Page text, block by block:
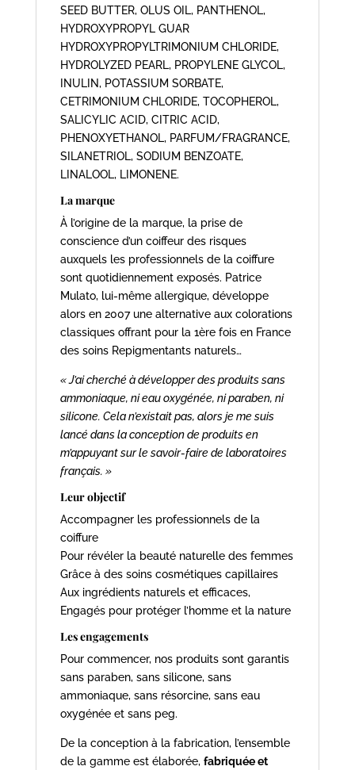
SEED BUTTER, OLUS OIL, PANTHENOL,
HYDROXYPROPYL GUAR
HYDROXYPROPYLTRIMONIUM CHLORIDE,
HYDROLYZED PEARL, PROPYLENE GLYCOL,
INULIN, POTASSIUM SORBATE,
CETRIMONIUM CHLORIDE, TOCOPHEROL,
SALICYLIC ACID, CITRIC ACID,
PHENOXYETHANOL, PARFUM/FRAGRANCE,
SILANETRIOL, SODIUM BENZOATE,
LINALOOL, LIMONENE.
La marque
À l’origine de la marque, la prise de
conscience d’un coiffeur des risques
auxquels les professionnels de la coiffure
sont quotidiennement exposés. Patrice
Mulato, lui-même allergique, développe
alors en 2007 une alternative aux colorations
classiques offrant pour la 1ère fois en France
des soins Repigmentants naturels…
« J’ai cherché à développer des produits sans
ammoniaque, ni eau oxygénée, ni paraben, ni
silicone. Cela n’existait pas, alors je me suis
lancé dans la conception de produits en
m’appuyant sur le savoir-faire de laboratoires
français. »
Leur objectif
Accompagner les professionnels de la
coiffure
Pour révéler la beauté naturelle des femmes
Grâce à des soins cosmétiques capillaires
Aux ingrédients naturels et efficaces,
Engagés pour protéger l’homme et la nature
Les engagements
Pour commencer, nos produits sont garantis
sans paraben, sans silicone, sans
ammoniaque, sans résorcine, sans eau
oxygénée et sans peg.
De la conception à la fabrication, l’ensemble
de la gamme est élaborée, fabriquée et